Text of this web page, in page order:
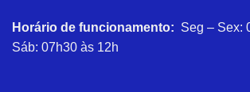
Horário de funcionamento: Seg – Sex:
Sáb: 07h30 às 12h